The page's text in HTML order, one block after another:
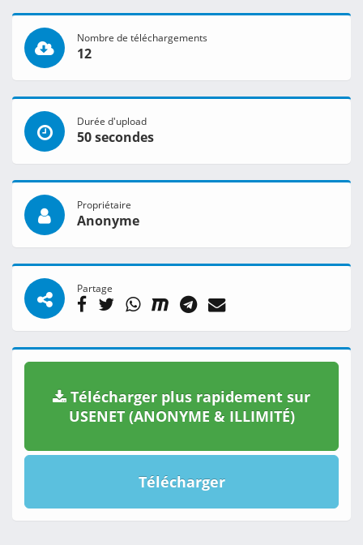
Nombre de téléchargements
12
Durée d'upload
50 secondes
Propriétaire
Anonyme
Partage
Télécharger plus rapidement sur
USENET (ANONYME & ILLIMITÉ)
Télécharger